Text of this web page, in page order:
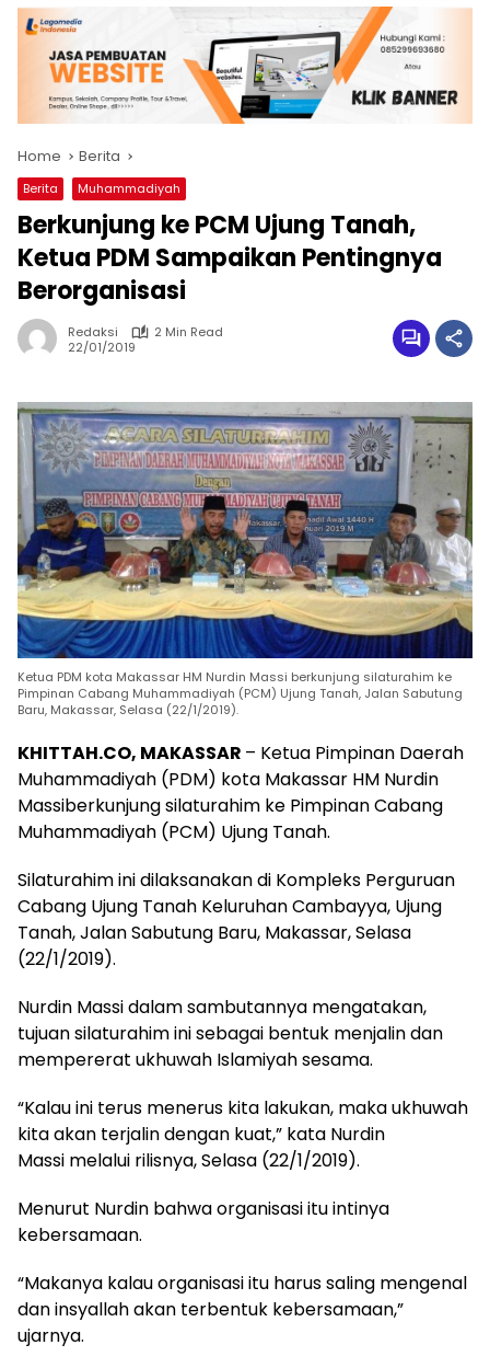
Home Berita
Berita Muhammadiyah
Berkunjung ke PCM Ujung Tanah,
Ketua PDM Sampaikan Pentingnya
Berorganisasi
Redaksi
2 Min Read
22/01/2019
Ketua PDM kota Makassar HM Nurdin Massi berkunjung silaturahim ke
Pimpinan Cabang Muhammadiyah (PCM) Ujung Tanah, Jalan Sabutung
Baru, Makassar, Selasa (22/1/2019).
KHITTAH.CO, MAKASSAR – Ketua Pimpinan Daerah
Muhammadiyah (PDM) kota Makassar HM Nurdin
Massiberkunjung silaturahim ke Pimpinan Cabang
Muhammadiyah (PCM) Ujung Tanah.
Silaturahim ini dilaksanakan di Kompleks Perguruan
Cabang Ujung Tanah Keluruhan Cambayya, Ujung
Tanah, Jalan Sabutung Baru, Makassar, Selasa
(22/1/2019).
Nurdin Massi dalam sambutannya mengatakan,
tujuan silaturahim ini sebagai bentuk menjalin dan
mempererat ukhuwah Islamiyah sesama.
“Kalau ini terus menerus kita lakukan, maka ukhuwah
kita akan terjalin dengan kuat,” kata Nurdin
Massi melalui rilisnya, Selasa (22/1/2019).
Menurut Nurdin bahwa organisasi itu intinya
kebersamaan.
“Makanya kalau organisasi itu harus saling mengenal
dan insyallah akan terbentuk kebersamaan,”
ujarnya.